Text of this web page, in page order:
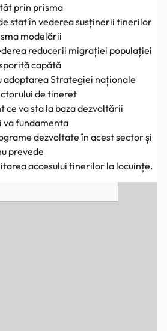
prin prisma
stat în vederea susținerii tinerilor
modelării
reducerii migrației populației
capătă
adoptarea Strategiei naționale
de tineret
va sta la baza dezvoltării
va fundamenta
dezvoltate în acest sector și
prevede
accesului tinerilor la locuințe.